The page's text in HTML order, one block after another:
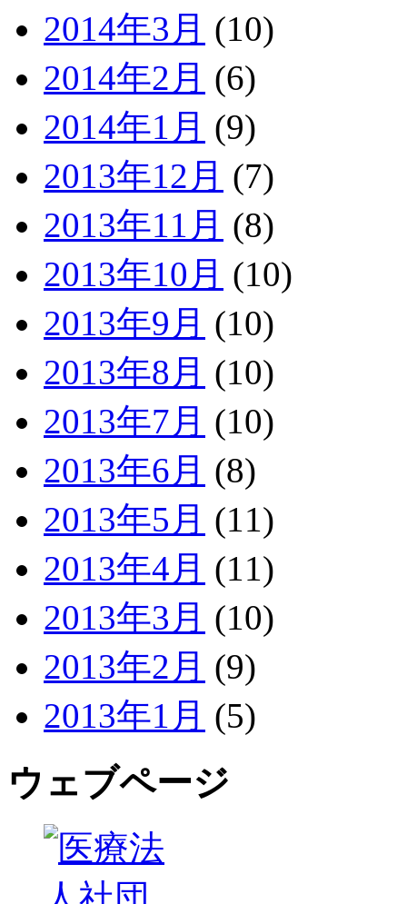
2014年3月 (10)
2014年2月 (6)
2014年1月 (9)
2013年12月 (7)
2013年11月 (8)
2013年10月 (10)
2013年9月 (10)
2013年8月 (10)
2013年7月 (10)
2013年6月 (8)
2013年5月 (11)
2013年4月 (11)
2013年3月 (10)
2013年2月 (9)
2013年1月 (5)
ウェブページ